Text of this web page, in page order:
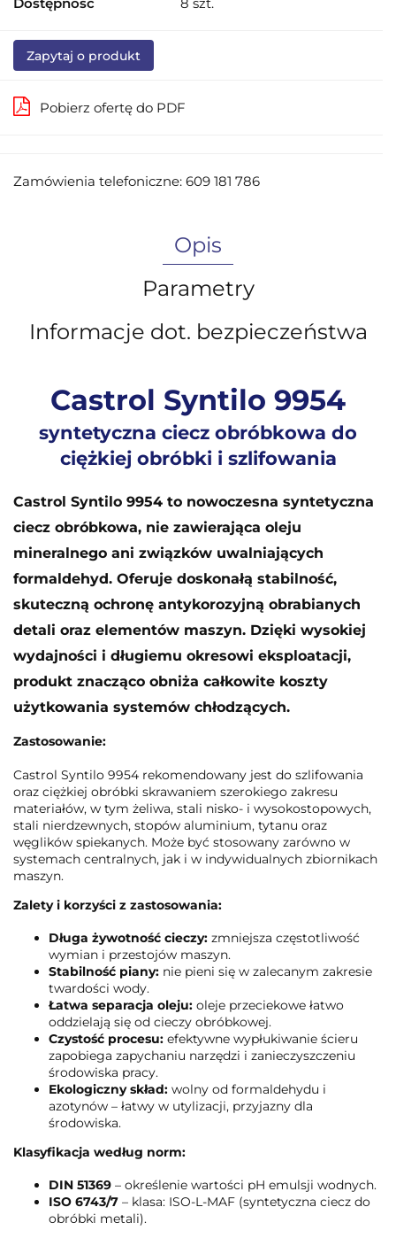
Zapytaj o produkt
Pobierz ofertę do PDF
Zamówienia telefoniczne: 609 181 786
Opis
Parametry
Informacje dot. bezpieczeństwa
Castrol Syntilo 9954
syntetyczna ciecz obróbkowa do
ciężkiej obróbki i szlifowania
Castrol Syntilo 9954 to nowoczesna syntetyczna
ciecz obróbkowa, nie zawierająca oleju
mineralnego ani związków uwalniających
formaldehyd. Oferuje doskonałą stabilność,
skuteczną ochronę antykorozyjną obrabianych
detali oraz elementów maszyn. Dzięki wysokiej
wydajności i długiemu okresowi eksploatacji,
produkt znacząco obniża całkowite koszty
użytkowania systemów chłodzących.
Zastosowanie:
Castrol Syntilo 9954 rekomendowany jest do szlifowania
oraz ciężkiej obróbki skrawaniem szerokiego zakresu
materiałów, w tym żeliwa, stali nisko- i wysokostopowych,
stali nierdzewnych, stopów aluminium, tytanu oraz
węglików spiekanych. Może być stosowany zarówno w
systemach centralnych, jak i w indywidualnych zbiornikach
maszyn.
Zalety i korzyści z zastosowania:
Długa żywotność cieczy: zmniejsza częstotliwość
wymian i przestojów maszyn.
Stabilność piany: nie pieni się w zalecanym zakresie
twardości wody.
Łatwa separacja oleju: oleje przeciekowe łatwo
oddzielają się od cieczy obróbkowej.
Czystość procesu: efektywne wypłukiwanie ścieru
zapobiega zapychaniu narzędzi i zanieczyszczeniu
środowiska pracy.
Ekologiczny skład: wolny od formaldehydu i
azotynów – łatwy w utylizacji, przyjazny dla
środowiska.
Klasyfikacja według norm:
DIN 51369 – określenie wartości pH emulsji wodnych.
ISO 6743/7 – klasa: ISO-L-MAF (syntetyczna ciecz do
obróbki metali).